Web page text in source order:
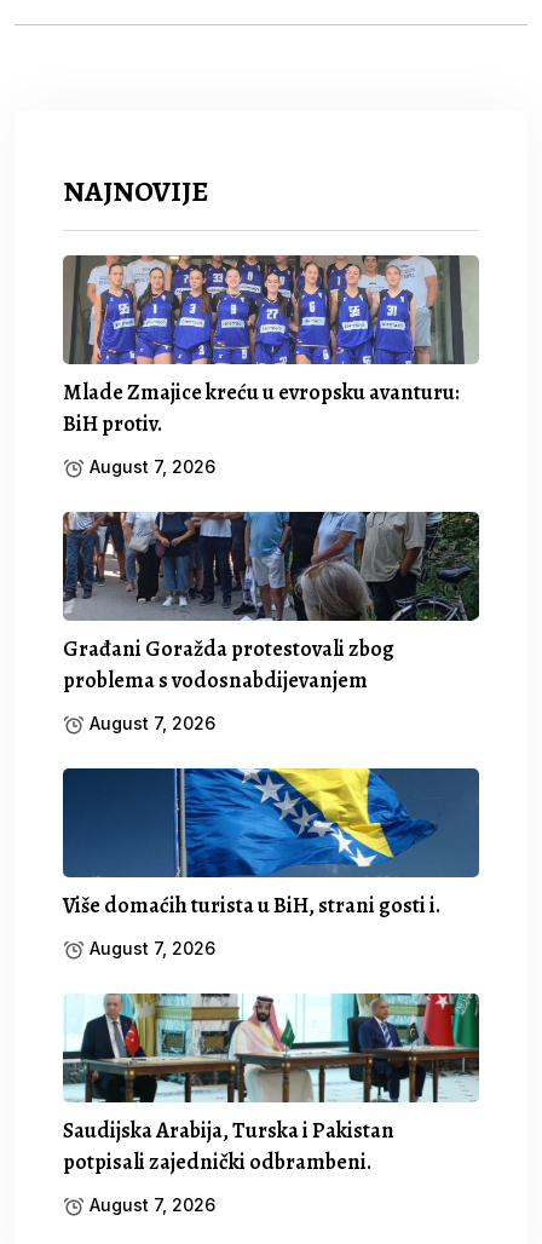
NAJNOVIJE
Mlade Zmajice kreću u evropsku avanturu:
BiH protiv.
August 7, 2026
Građani Goražda protestovali zbog
problema s vodosnabdijevanjem
August 7, 2026
Više domaćih turista u BiH, strani gosti i.
August 7, 2026
Saudijska Arabija, Turska i Pakistan
potpisali zajednički odbrambeni.
August 7, 2026